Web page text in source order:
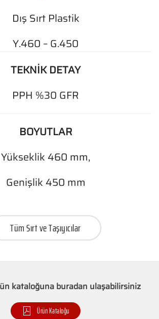
Dış Sırt Plastik
Y.460 – G.450
TEKNİK DETAY
PPH %30 GFR
BOYUTLAR
Yükseklik 460 mm,
Genişlik 450 mm
Tüm Sırt ve Taşıyıcılar
kataloğuna buradan ulaşabilirsiniz
Ürün Kataloğu